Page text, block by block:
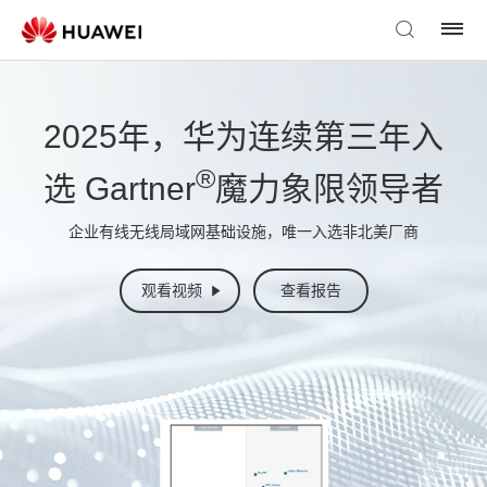
2025年，华为连续第三年入
选 Gartner®魔力象限领导者
企业有线无线局域网基础设施，唯一入选非北美厂商
观看视频 查看报告